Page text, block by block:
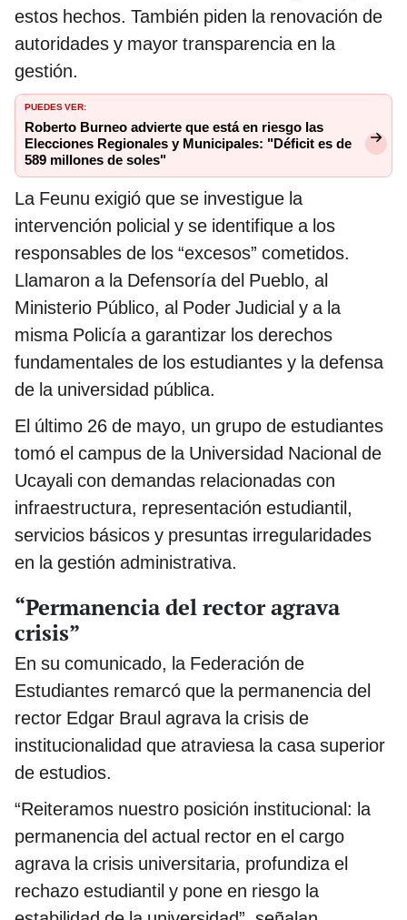
estos hechos. También piden la renovación de
autoridades y mayor transparencia en la
gestión.
PUEDES VER:
Roberto Burneo advierte que está en riesgo las
Elecciones Regionales y Municipales: "Déficit es de
589 millones de soles"
La Feunu exigió que se investigue la
intervención policial y se identifique a los
responsables de los “excesos” cometidos.
Llamaron a la Defensoría del Pueblo, al
Ministerio Público, al Poder Judicial y a la
misma Policía a garantizar los derechos
fundamentales de los estudiantes y la defensa
de la universidad pública.
El último 26 de mayo, un grupo de estudiantes
tomó el campus de la Universidad Nacional de
Ucayali con demandas relacionadas con
infraestructura, representación estudiantil,
servicios básicos y presuntas irregularidades
en la gestión administrativa.
“Permanencia del rector agrava
crisis”
En su comunicado, la Federación de
Estudiantes remarcó que la permanencia del
rector Edgar Braul agrava la crisis de
institucionalidad que atraviesa la casa superior
de estudios.
“Reiteramos nuestro posición institucional: la
permanencia del actual rector en el cargo
agrava la crisis universitaria, profundiza el
rechazo estudiantil y pone en riesgo la